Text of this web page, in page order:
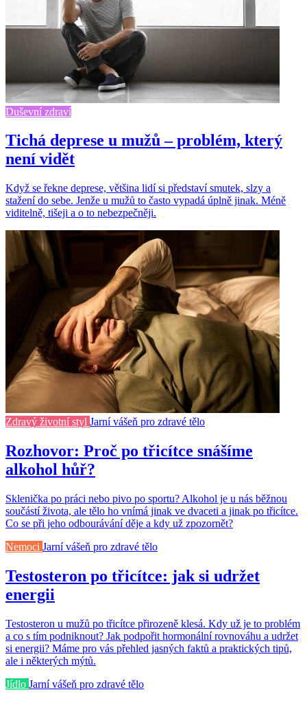
Duševní zdraví
Tichá deprese u mužů – problém, který
není vidět
Když se řekne deprese, většina lidí si představí smutek, slzy a
stažení do sebe. Jenže u mužů to často vypadá úplně jinak. Méně
viditelně, tišeji a o to nebezpečněji.
Zdravý životní styl Jarní vášeň pro zdravé tělo
Rozhovor: Proč po třicítce snášíme
alkohol hůř?
Sklenička po práci nebo pivo po sportu? Alkohol je u nás běžnou
součástí života, ale tělo ho vnímá jinak ve dvaceti a jinak po třicítce.
Co se při jeho odbourávání děje a kdy už zpozornět?
Nemoci Jarní vášeň pro zdravé tělo
Testosteron po třicítce: jak si udržet
energii
Testosteron u mužů po třicítce přirozeně klesá. Kdy už je to problém
a co s tím podniknout? Jak podpořit hormonální rovnováhu a udržet
si energii? Máme pro vás přehled jasných faktů a praktických tipů,
ale i některých mýtů.
Jídlo Jarní vášeň pro zdravé tělo